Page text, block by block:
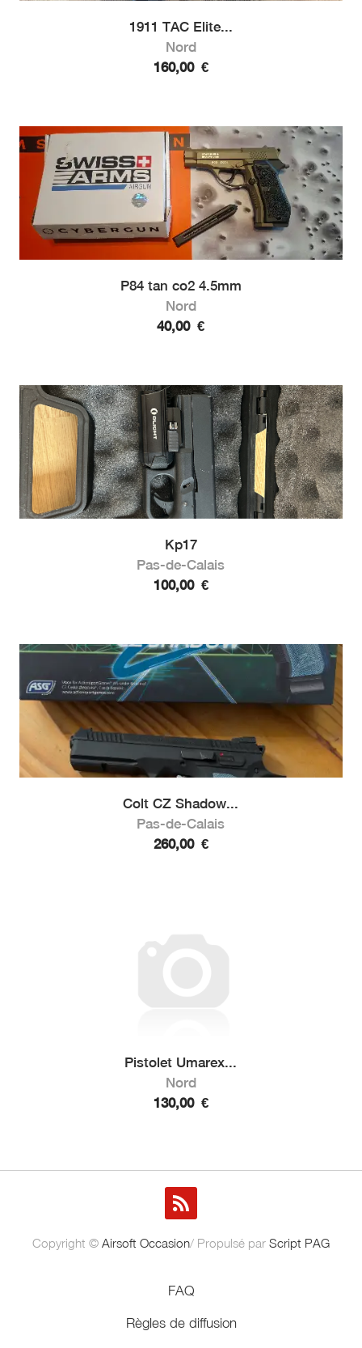
1911 TAC Elite...
Nord
160,00 €
P84 tan co2 4.5mm
Nord
40,00 €
Kp17
Pas-de-Calais
100,00 €
Colt CZ Shadow...
Pas-de-Calais
260,00 €
Pistolet Umarex...
Nord
130,00 €
Copyright © Airsoft Occasion/ Propulsé par Script PAG
FAQ
Règles de diffusion